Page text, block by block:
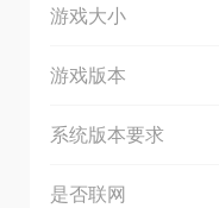
游戏大小
游戏版本
系统版本要求
是否联网